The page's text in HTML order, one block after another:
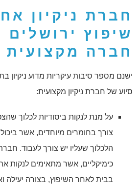
חברת
ניקיון
שיפוץ ירושלים
חברה מקצועית
ישנם מספר סיבות עיקריות מדוע ניקיון
סיוע של חברת ניקיון מקצועית:
על מנת לנקות ביסודיות לכלוך
צורך בחומרים מיוחדים, אשר
הלכלוך שעליו יש צורך לעבוד.
כימיקליים, אשר מתאימים לנקות
בבית לאחר השיפוץ, בצורה יעילה